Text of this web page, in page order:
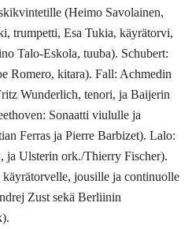
(Heimo Savolainen,
trumpetti, Esa Tukia, käyrätorvi,
Talo-Eskola, tuuba). Schubert:
Romero, kitara). Fall: Achmedin
Wunderlich, tenori, ja Baijerin
Sonaatti viululle ja
Ferras ja Pierre Barbizet). Lalo:
Ulsterin ork./Thierry Fischer).
jousille ja continuolle
Zust sekä Berliinin